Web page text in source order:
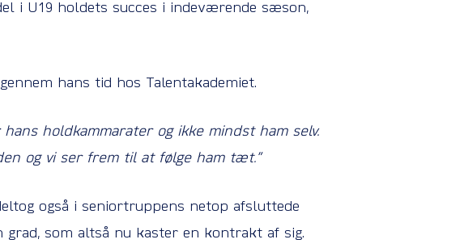
i U19 holdets succes i indeværende sæson,
hans tid hos Talentakademiet.
holdkammarater og ikke mindst ham selv.
og vi ser frem til at følge ham tæt.”
også i seniortruppens netop afsluttede
som altså nu kaster en kontrakt af sig.